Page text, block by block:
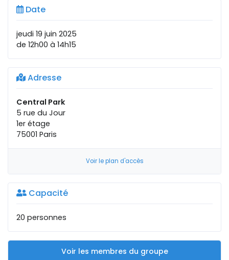
Date
jeudi 19 juin 2025
de 12h00 à 14h15
Adresse
Central Park
5 rue du Jour
1er étage
75001 Paris
Voir le plan d'accès
Capacité
20 personnes
Voir les membres du groupe